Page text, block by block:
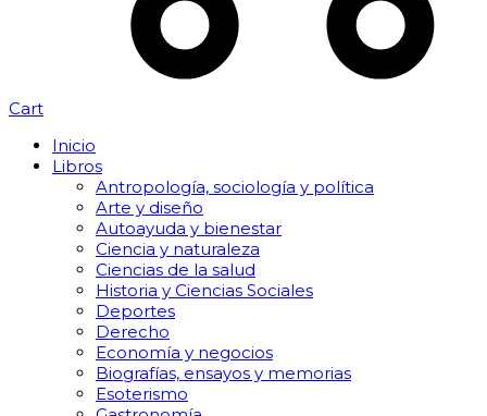
Cart
Inicio
Libros
Antropología, sociología y política
Arte y diseño
Autoayuda y bienestar
Ciencia y naturaleza
Ciencias de la salud
Historia y Ciencias Sociales
Deportes
Derecho
Economía y negocios
Biografías, ensayos y memorias
Esoterismo